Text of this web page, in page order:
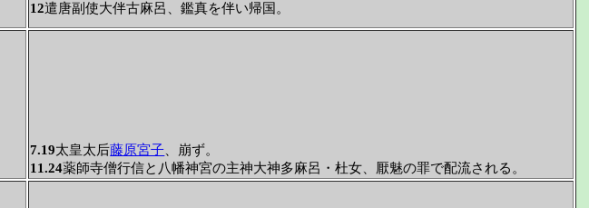
12遣唐副使大伴古麻呂、鑑真を伴い帰国。
7.19太皇太后藤原宮子 、崩ず。
11.24薬師寺僧行信と八幡神宮の主神大神多麻呂・杜女、厭魅の罪で配流される。